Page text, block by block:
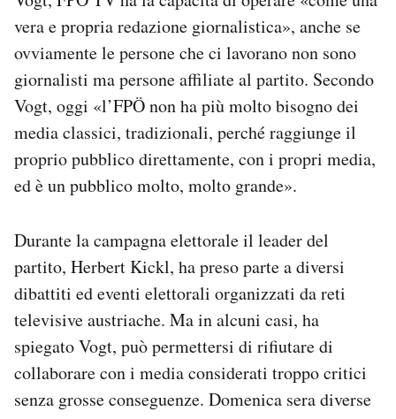
vera e propria redazione giornalistica», anche se
ovviamente le persone che ci lavorano non sono
giornalisti ma persone affiliate al partito. Secondo
Vogt, oggi «l’FPÖ non ha più molto bisogno dei
media classici, tradizionali, perché raggiunge il
proprio pubblico direttamente, con i propri media,
ed è un pubblico molto, molto grande».
Durante la campagna elettorale il leader del
partito, Herbert Kickl, ha preso parte a diversi
dibattiti ed eventi elettorali organizzati da reti
televisive austriache. Ma in alcuni casi, ha
spiegato Vogt, può permettersi di rifiutare di
collaborare con i media considerati troppo critici
senza grosse conseguenze. Domenica sera diverse